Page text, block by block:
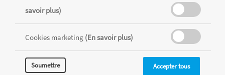
€ 11.75
Jewerlry made by me
Les pigments de mica Resin Craft by Me™ ajoutent un
scintillement nacré à la résine pour de magnifiques créations
savoir plus)
Cookies marketing (En savoir plus)
Soumettre Accepter tous